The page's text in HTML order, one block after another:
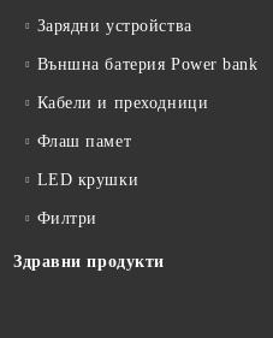
Зарядни устройства
Външна батерия Power bank
Кабели и преходници
Флаш памет
LED крушки
Филтри
Здравни продукти